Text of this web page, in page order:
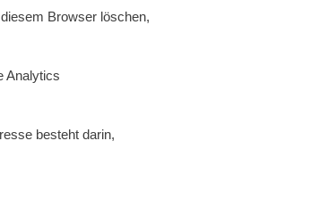
Browser löschen,
Analytics
besteht darin,